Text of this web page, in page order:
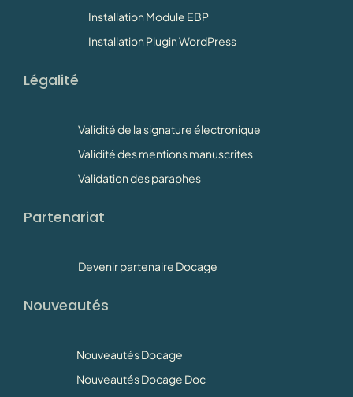
Installation Module EBP
Installation Plugin WordPress
Légalité
Validité de la signature électronique
Validité des mentions manuscrites
Validation des paraphes
Partenariat
Devenir partenaire Docage
Nouveautés
Nouveautés Docage
Nouveautés Docage Doc